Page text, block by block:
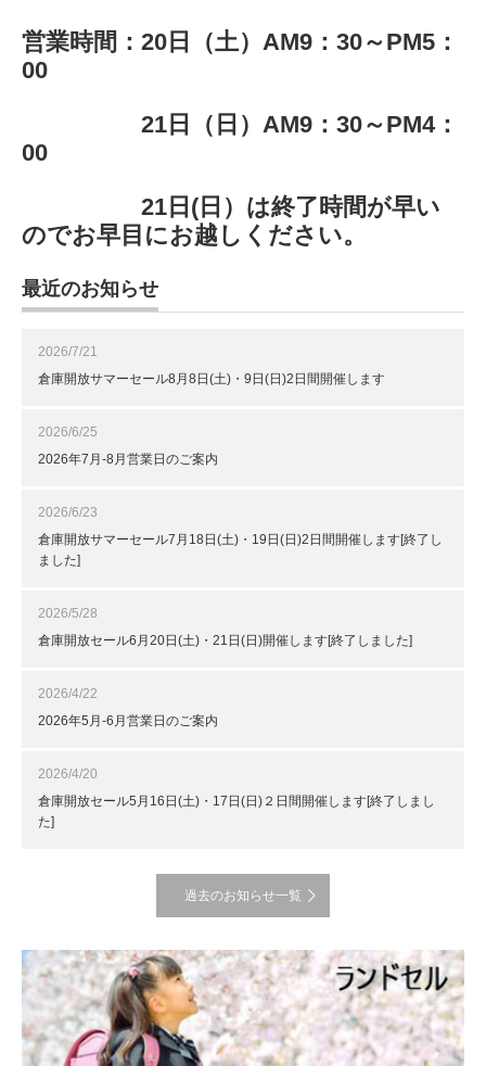
営業時間：20日（土）AM9：30～PM5：
00
21日（日）AM9：30～PM4：
00
21日(日）は終了時間が早い
のでお早目にお越しください。
最近のお知らせ
2026/7/21
倉庫開放サマーセール8月8日(土)・9日(日)2日間開催します
2026/6/25
2026年7月-8月営業日のご案内
2026/6/23
倉庫開放サマーセール7月18日(土)・19日(日)2日間開催します[終了し
ました]
2026/5/28
倉庫開放セール6月20日(土)・21日(日)開催します[終了しました]
2026/4/22
2026年5月-6月営業日のご案内
2026/4/20
倉庫開放セール5月16日(土)・17日(日)２日間開催します[終了しまし
た]
過去のお知らせ一覧